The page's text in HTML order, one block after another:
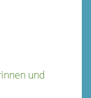
und